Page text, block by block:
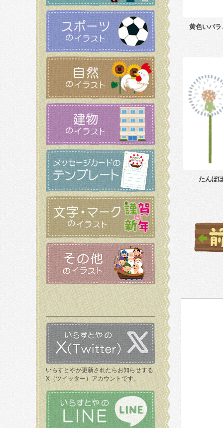
いらすとやが更新されたらお知らせする
X（ツイッター）アカウントです。
黄色いバ
たんぽ